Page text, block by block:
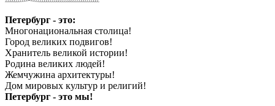
Петербург - это:
Многонациональная столица!
Город великих подвигов!
Хранитель великой истории!
Родина великих людей!
Жемчужина архитектуры!
Дом мировых культур и религий!
Петербург - это мы!